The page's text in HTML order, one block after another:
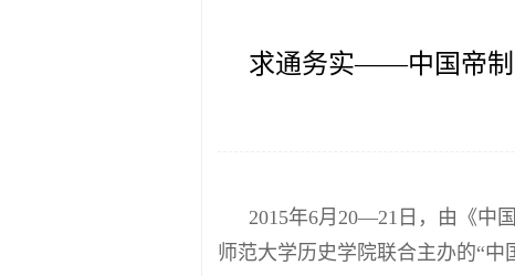
求通务实——中国帝制
2015年6月20—21日，由《中
师范大学历史学院联合主办的“